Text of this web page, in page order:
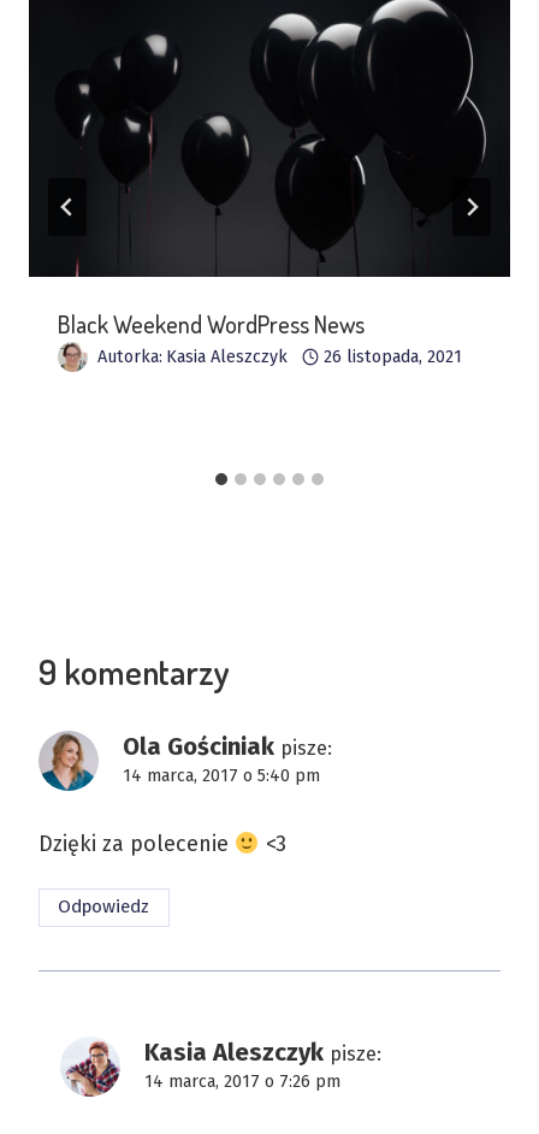
Black Weekend WordPress News
Autorka: Kasia Aleszczyk 26 listopada, 2021
9 komentarzy
Ola Gościniak pisze:
14 marca, 2017 o 5:40 pm
Dzięki za polecenie <3
Odpowiedz
Kasia Aleszczyk pisze:
14 marca, 2017 o 7:26 pm